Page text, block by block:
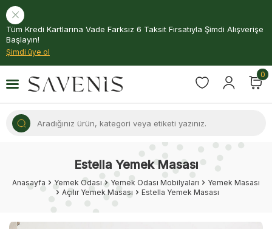
Tüm Kredi Kartlarına Vade Farksız 6 Taksit Fırsatıyla Şimdi Alışverişe
Başlayın!
Şimdi üye ol
0
Estella Yemek Masası
Anasayfa Yemek Odası Yemek Odası Mobilyaları
Yemek Masası
Açılır Yemek Masası
Estella Yemek Masası